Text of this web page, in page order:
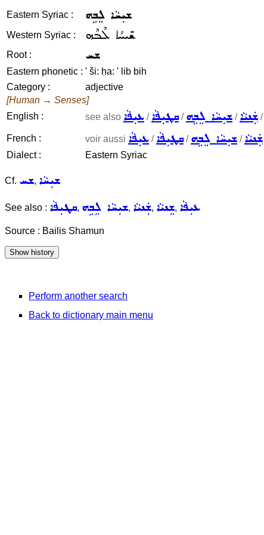
Eastern Syriac : ܫܝܼܚܵܐ ܠܸܒܹܗ
Western Syriac : ܫܺܝܚܳܐ ܠܶܒܶܗ
Root : ܫܚ
Eastern phonetic : ' ši: ḥa: ' lib bih
Category :
adjective
[Human → Senses]
English :
see also ܥܝܼܦܵܐ /ܩܛܝܼܦܵܐ/ܫܝܼܚܵܐ ܠܸܒܹܗ /ܫܲܢܝܵܐ /
French : voir aussi ܥܝܼܦܵܐ /ܩܛܝܼܦܵܐ/ܫܝܼܚܵܐ ܠܸܒܹܗ /ܫܲܢܝܵܐ
Dialect :
Eastern Syriac
Cf. ܫܚ, ܫܝܼܚܵܐ
See also : ܩܛܝܼܦܵܐ, ܫܝܼܚܵܐ ܠܸܒܹܗ, ܫܲܢܝܵܐ, ܫܸܢܝܵܐ, ܥܝܼܦܵܐ
Source : Bailis Shamun
Perform another search
Back to dictionary main menu